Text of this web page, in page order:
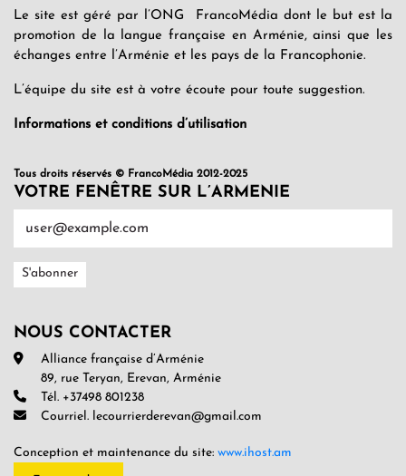
Le site est géré par l’ONG FrancoMédia dont le but est la
promotion de la langue française en Arménie, ainsi que les
échanges entre l’Arménie et les pays de la Francophonie.
L’équipe du site est à votre écoute pour toute suggestion.
Informations et conditions d’utilisation
Tous droits réservés © FrancoMédia 2012-2025
VOTRE FENÊTRE SUR L’ARMENIE
NOUS CONTACTER
Alliance française d’Arménie
89, rue Teryan, Erevan, Arménie
Tél. +37498 801238
Courriel. lecourrierderevan@gmail.com
Conception et maintenance du site: www.ihost.am